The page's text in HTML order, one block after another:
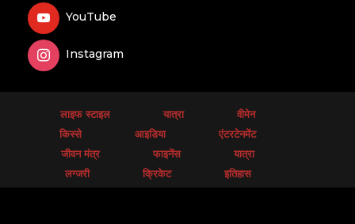
YouTube
Instagram
लाइफ स्टाइल यात्रा
वीमेन
किस्से
आइडिया
एंटरटेनमेंट
जीवन मंत्र
फाइनेंस
यात्रा
लग्जरी
क्रिकेट इतिहास